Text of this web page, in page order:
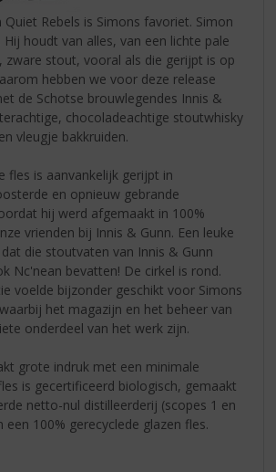
Quiet Rebels is Simons favoriet. Simon
houdt van alles, van een lichte pale
zware stout, vooral als die gerijpt is op
hebben we voor deze release
de Schotse brouwlegendes Innis &
chocoladeachtige stoutwhisky
vleugje bakkruiden.
fles is aanvankelijk gerijpt in
en opnieuw gebrande
hij werd afgemaakt in 100%
vrienden bij Innis & Gunn. Een leuke
die stoutvaten van Innis & Gunn
Nc'nean bevatten! De cirkel is rond.
voelde bijzonder geschikt voor Simons
het magazijn en het beheer van
onderdeel van het werk zijn.
grote indruk met een minimale
is gecertificeerd biologisch, gemaakt
netto-nul distilleerderij (scopes 1 en
een 100% gerecyclede glazen fles.